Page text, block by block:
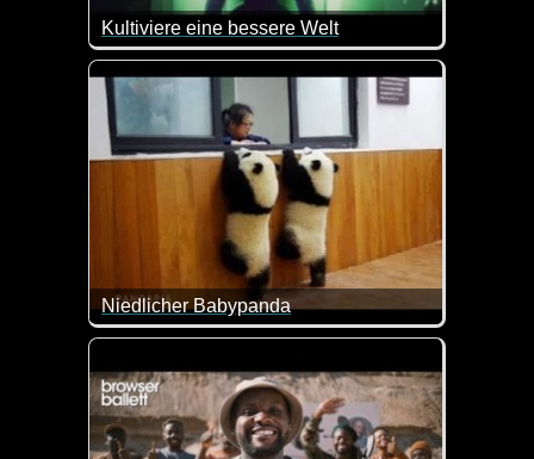
Kultiviere eine bessere Welt
Ein süßer Kurzfilm mit toller Botschaft!
Niedlicher Babypanda
Es macht einfach Spaß, diesem kleinen Panda-